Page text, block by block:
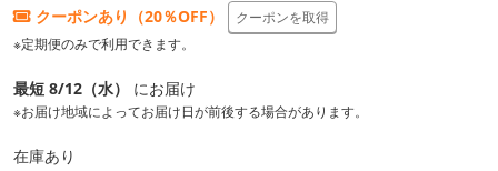
クーポンあり（20％OFF）
クーポンを取得
※定期便のみで利用できます。
最短 8/12（水） にお届け
※お届け地域によってお届け日が前後する場合があります。
在庫あり